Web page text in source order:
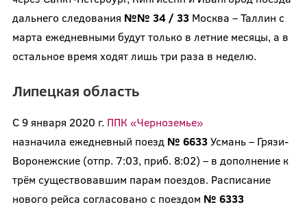
дальнего следования №№ 34 / 33Москва – Таллин с
марта ежедневными будут только в летние месяцы, а в
остальное время ходят лишь три раза в неделю.
Липецкая область
С 9 января 2020 г. ППК «Черноземье»
назначила ежедневный поезд № 6633Усмань – Грязи-
Воронежские (отпр. 7:03, приб. 8:02) – в дополнение к
трём существовавшим парам поездов. Расписание
нового рейса согласовано с поездом № 6333